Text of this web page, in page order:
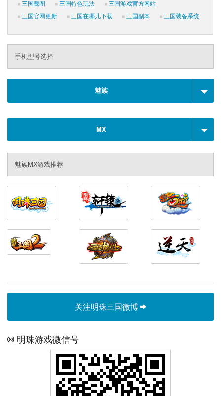
三国截图
三国特色玩法
三国游戏官方网站
三国官网更新
三国在哪儿下载 三国副本 三国装备系统
手机型号选择
魅族
MX
魅族MX游戏推荐
关注明珠三国微博
明珠游戏微信号